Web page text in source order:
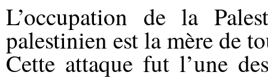
L’occupation de la
palestinien est la mère de
Cette attaque fut l’une